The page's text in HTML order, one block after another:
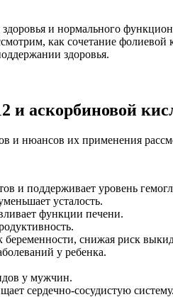
и нормального
как сочетание
здоровья.
и аскорбиновой
и нюансов их применения
и поддерживает уровень
усталость.
функции печени.
снижая риск
у ребенка.
у мужчин.
сердечно-сосудистую систему.